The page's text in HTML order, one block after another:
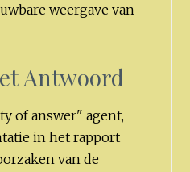
weergave van
Antwoord
of answer" agent,
in het rapport
van de